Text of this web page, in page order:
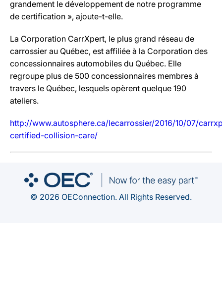
grandement le développement de notre programme
de certification », ajoute-t-elle.
La Corporation CarrXpert, le plus grand réseau de
carrossier au Québec, est affiliée à la Corporation des
concessionnaires automobiles du Québec. Elle
regroupe plus de 500 concessionnaires membres à
travers le Québec, lesquels opèrent quelque 190
ateliers.
http://www.autosphere.ca/lecarrossier/2016/10/07/
certified-collision-care/
© 2026 OEConnection. All Rights Reserved.